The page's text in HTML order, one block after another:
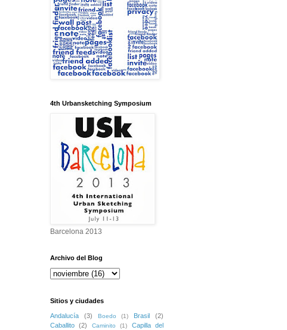
4th Urbansketching Symposium
Barcelona 2013
Archivo del Blog
Sitios y ciudades
Andalucía (3) Boedo (1) Brasil
(2)
Caballito
(2) Caminito (1)
Capilla del